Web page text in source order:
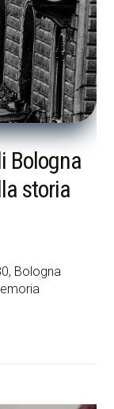
Bologna
storia
Bologna